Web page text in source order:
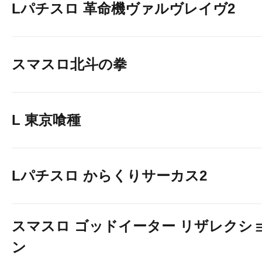
北斗の拳転生 10台
Lモンキーターン 10
Lパチスロ 革命機ヴァルヴレイヴ2
スマスロ北斗の拳
L 東京喰種
Lパチスロ からくりサーカス2
スマスロ ゴッドイーター リザレクシ
ン